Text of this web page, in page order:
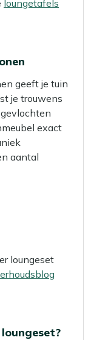
loungetafels
geeft je tuin
je trouwens
exact
aantal
loungeset